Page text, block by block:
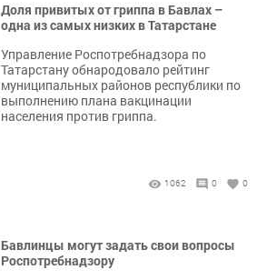
Доля привитых от гриппа в Бавлах –
одна из самых низких в Татарстане
Управление Роспотребнадзора по
Татарстану обнародовало рейтинг
муниципальных районов республики по
выполнению плана вакцинации
населения против гриппа.
1062 0 0
Бавлинцы могут задать свои вопросы
Роспотребнадзору